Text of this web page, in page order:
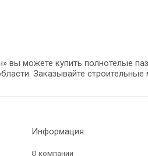
вы можете купить полнотелые
Заказывайте
Информация
О компании